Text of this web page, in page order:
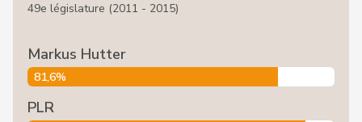
49e législature (2011 - 2015)
Markus Hutter
81,6%
PLR